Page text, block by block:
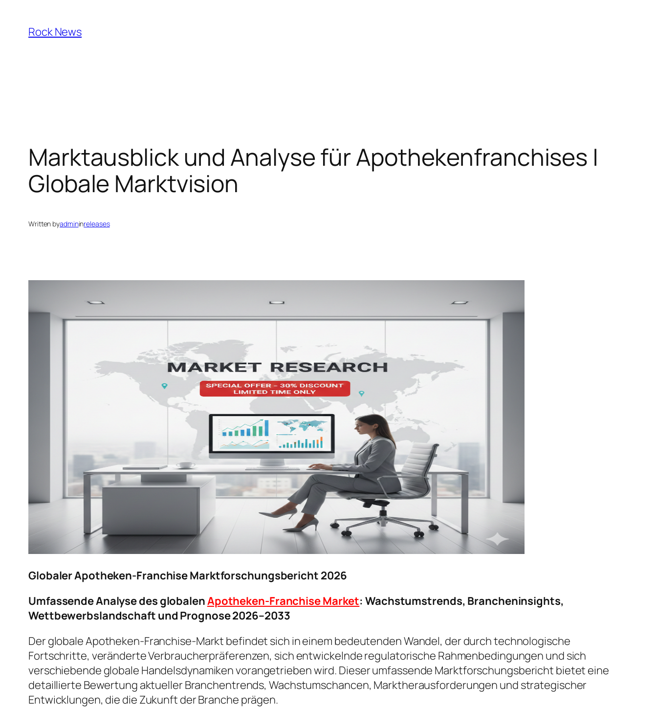
content
Rock News
Marktausblick und Analyse für Apothekenfranchises |
Globale Marktvision
Written byadmininreleases
Globaler Apotheken-Franchise Marktforschungsbericht 2026
Umfassende Analyse des globalenApotheken-Franchise Market: Wachstumstrends, Brancheninsights,
Wettbewerbslandschaft und Prognose 2026–2033
Der globale Apotheken-Franchise-Markt befindet sich in einem bedeutenden Wandel, der durch technologische
Fortschritte, veränderte Verbraucherpräferenzen, sich entwickelnde regulatorische Rahmenbedingungen und sich
verschiebende globale Handelsdynamiken vorangetrieben wird. Dieser umfassende Marktforschungsbericht bietet eine
detaillierte Bewertung aktueller Branchentrends, Wachstumschancen, Marktherausforderungen und strategischer
Entwicklungen, die die Zukunft der Branche prägen.